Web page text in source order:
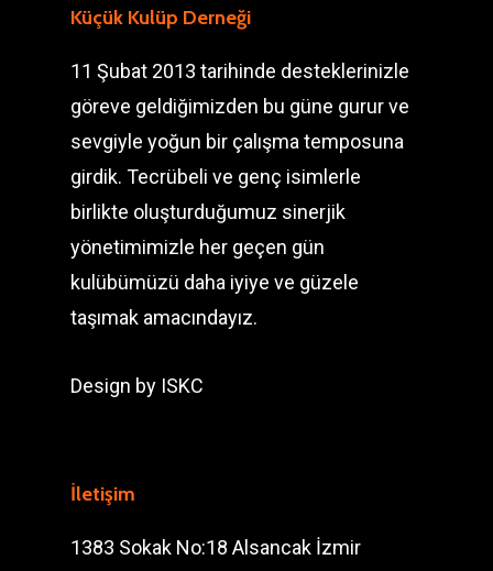
Küçük Kulüp Derneği
11 Şubat 2013 tarihinde desteklerinizle
göreve geldiğimizden bu güne gurur ve
sevgiyle yoğun bir çalışma temposuna
girdik. Tecrübeli ve genç isimlerle
birlikte oluşturduğumuz sinerjik
yönetimimizle her geçen gün
kulübümüzü daha iyiye ve güzele
taşımak amacındayız.
Design by ISKC
İletişim
1383 Sokak No:18 Alsancak İzmir